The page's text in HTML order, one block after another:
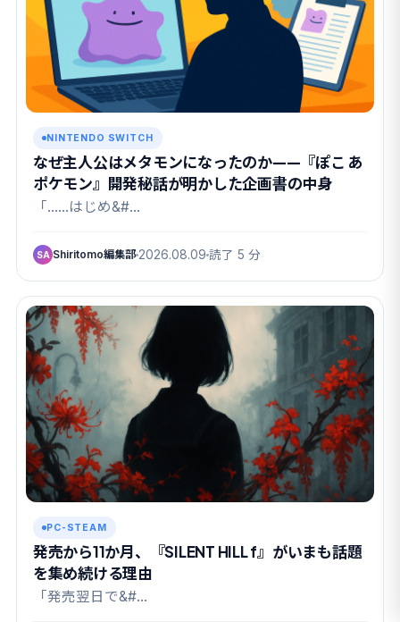
NINTENDO SWITCH
なぜ主人公はメタモンになったのか——『ぽこ あ
ポケモン』開発秘話が明かした企画書の中身
「……はじめ&#…
SA Shiritomo編集部 2026.08.09 読了 5 分
PC-STEAM
発売から11か月、『SILENT HILL f』がいまも話題
を集め続ける理由
「発売翌日で&#…